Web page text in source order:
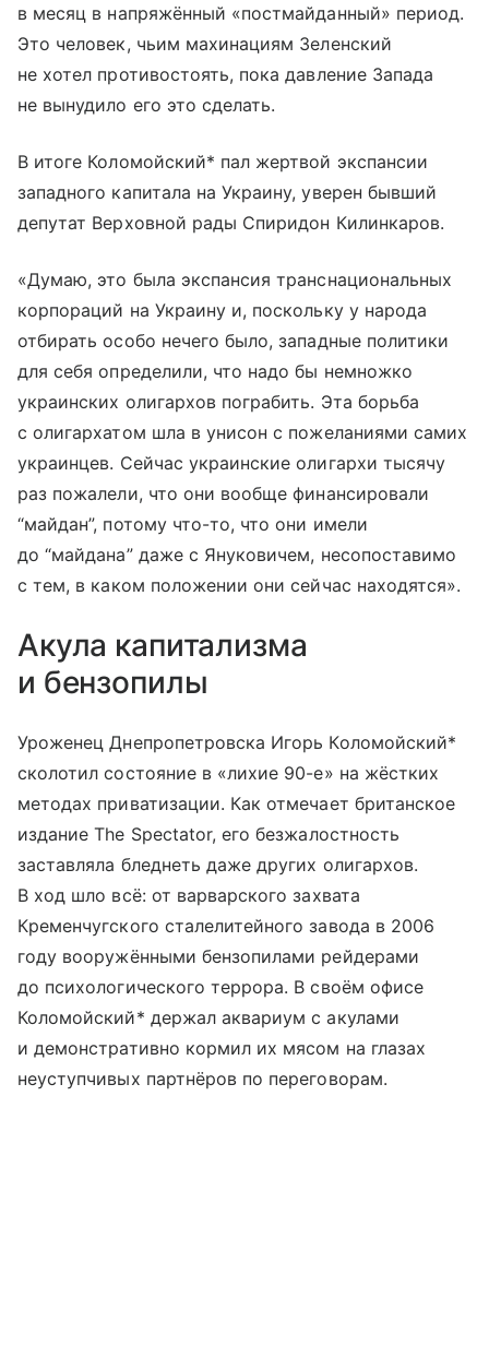
в месяц в напряжённый «постмайданный» период.
Это человек, чьим махинациям Зеленский
не хотел противостоять, пока давление Запада
не вынудило его это сделать.
В итоге Коломойский* пал жертвой экспансии
западного капитала на Украину, уверен бывший
депутат Верховной рады Спиридон Килинкаров.
«Думаю, это была экспансия транснациональных
корпораций на Украину и, поскольку у народа
отбирать особо нечего было, западные политики
для себя определили, что надо бы немножко
украинских олигархов пограбить. Эта борьба
с олигархатом шла в унисон с пожеланиями самих
украинцев. Сейчас украинские олигархи тысячу
раз пожалели, что они вообще финансировали
“майдан”, потому что-то, что они имели
до “майдана” даже с Януковичем, несопоставимо
с тем, в каком положении они сейчас находятся».
Акула капитализма
и бензопилы
Уроженец Днепропетровска Игорь Коломойский*
сколотил состояние в «лихие 90-е» на жёстких
методах приватизации. Как отмечает британское
издание The Spectator, его безжалостность
заставляла бледнеть даже других олигархов.
В ход шло всё: от варварского захвата
Кременчугского сталелитейного завода в 2006
году вооружёнными бензопилами рейдерами
до психологического террора. В своём офисе
Коломойский* держал аквариум с акулами
и демонстративно кормил их мясом на глазах
неуступчивых партнёров по переговорам.